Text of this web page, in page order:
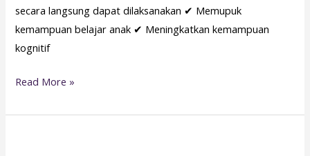
secara langsung dapat dilaksanakan ✔ Memupuk
kemampuan belajar anak ✔ Meningkatkan kemampuan
kognitif
Read More »